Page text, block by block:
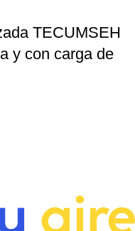
TECUMSEH
y con carga de